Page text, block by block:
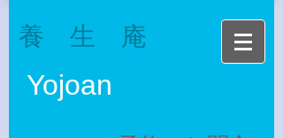
養 生 庵
Yojoan